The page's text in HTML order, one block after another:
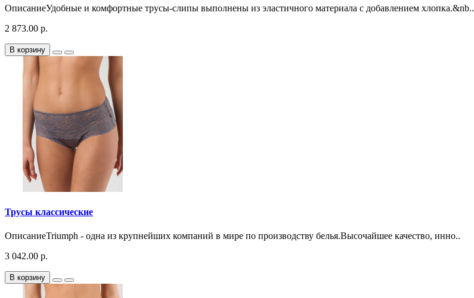
ОписаниеУдобные и комфортные трусы-слипы выполнены из эластичного материала с добавлением хлопка.&nb..
2 873.00 р.
В корзину
Трусы классические
ОписаниеTriumph - одна из крупнейших компаний в мире по производству белья.Высочайшее качество, инно..
3 042.00 р.
В корзину